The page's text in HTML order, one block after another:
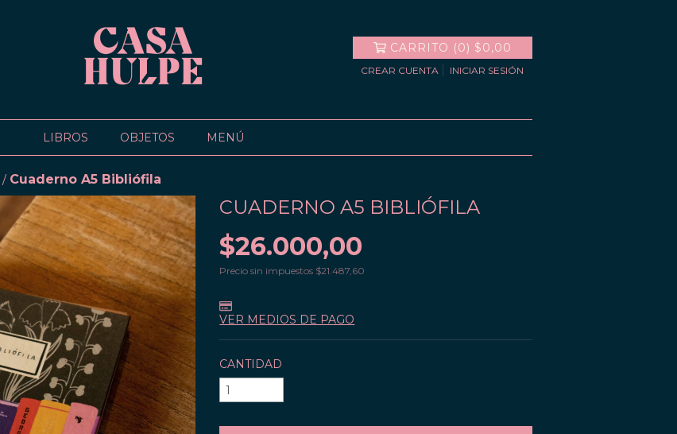
CARRITO (0) $0,00
CREAR CUENTA INICIAR SESIÓN
LIBROS OBJETOS MENÚ
/ Cuaderno A5 Bibliófila
CUADERNO A5 BIBLIÓFILA
$26.000,00
Precio sin impuestos $21.487,60
VER MEDIOS DE PAGO
CANTIDAD